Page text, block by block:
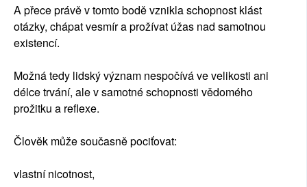
A přece právě v tomto bodě vznikla schopnost klást
otázky, chápat vesmír a prožívat úžas nad samotnou
existencí.
Možná tedy lidský význam nespočívá ve velikosti ani
délce trvání, ale v samotné schopnosti vědomého
prožitku a reflexe.
Člověk může současně pociťovat:
vlastní nicotnost,